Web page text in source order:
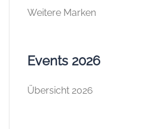
Weitere Marken
Events 2026
Übersicht 2026